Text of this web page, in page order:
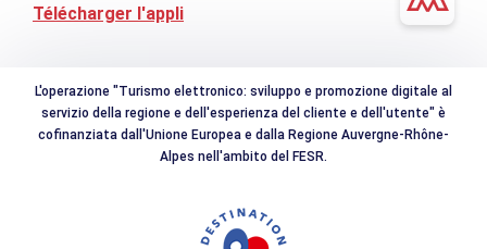
Télécharger l'appli
L'operazione "Turismo elettronico: sviluppo e promozione digitale al
servizio della regione e dell'esperienza del cliente e dell'utente" è
cofinanziata dall'Unione Europea e dalla Regione Auvergne-Rhône-
Alpes nell'ambito del FESR.